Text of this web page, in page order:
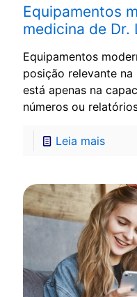
Equipamentos
medicina de Dr.
Equipamentos
posição relevante na
está apenas na
números ou
Leia mais